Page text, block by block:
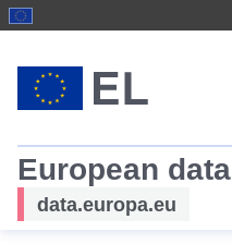
European data
data.europa.eu